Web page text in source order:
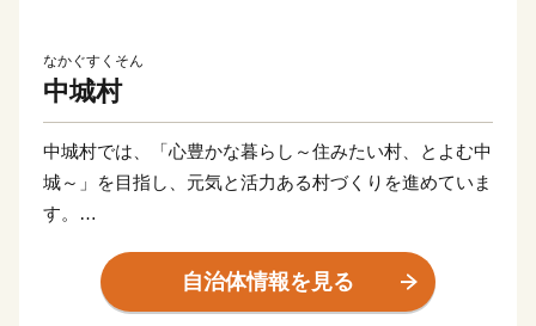
なかぐすくそん
中城村
中城村では、「心豊かな暮らし～住みたい村、とよむ中
城～」を目指し、元気と活力ある村づくりを進めていま
す。
これを財源として各種事業を実施し、寄附者の中城村に
対する思いを実現化することにより、 多様な人々の参
自治体情報を見る